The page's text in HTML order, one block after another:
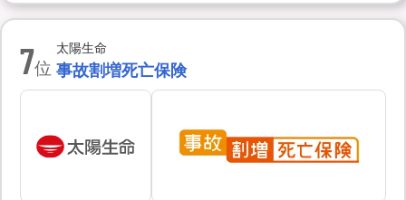
7位
太陽生命
事故割増死亡保険